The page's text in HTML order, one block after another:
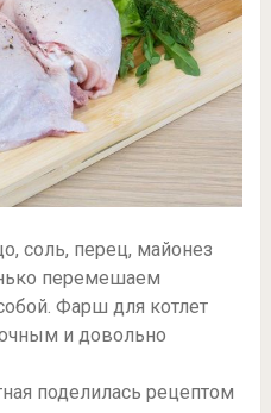
соль, перец, майонез
перемешаем
Фарш для котлет
и довольно